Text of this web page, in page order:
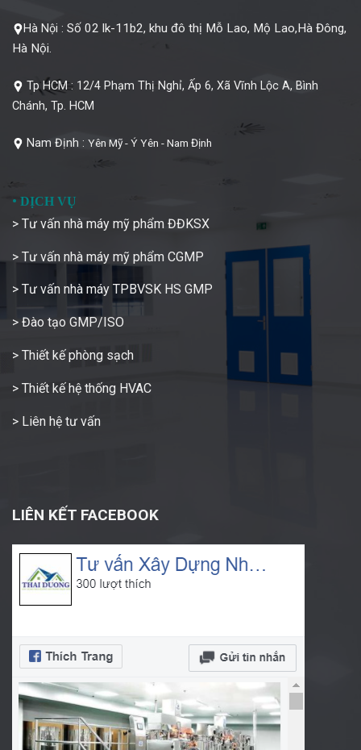
Hà Nội : Số 02 lk-11b2, khu đô thị Mỗ Lao, Mộ Lao,Hà Đông,
Hà Nội.
Tp HCM : 12/4 Phạm Thị Nghỉ, Ấp 6, Xã Vĩnh Lộc A, Bình
Chánh, Tp. HCM
Nam Định : Yên Mỹ - Ý Yên - Nam Định
• DỊCH VỤ
> Tư vấn nhà máy mỹ phẩm ĐĐKSX
> Tư vấn nhà máy mỹ phẩm CGMP
> Tư vấn nhà máy TPBVSK HS GMP
> Đào tạo GMP/ISO
> Thiết kế phòng sạch
> Thiết kế hệ thống HVAC
> Liên hệ tư vấn
LIÊN KẾT FACEBOOK